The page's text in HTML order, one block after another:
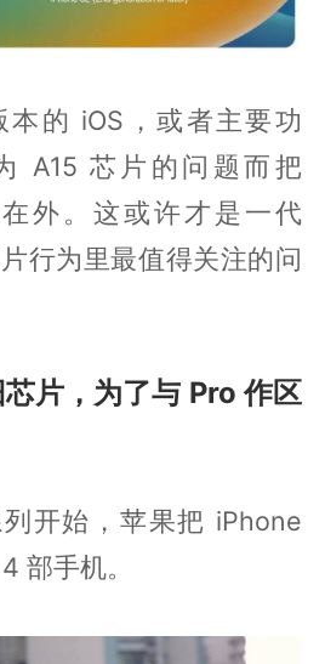
的 iOS，或者主要功
A15 芯片的问题而把
外。这或许才是一代
行为里最值得关注的问
片，为了与 Pro 作区
开始，苹果把 iPhone
部手机。